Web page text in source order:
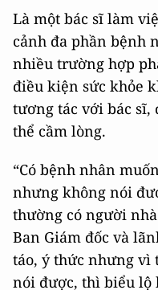
Là một bác sĩ làm
cảnh đa phần bệnh
nhiều trường hợp
điều kiện sức khỏe
tương tác với bác sĩ,
thể cầm lòng.
“Có bệnh nhân
nhưng không nói
thường có người
Ban Giám đốc và
táo, ý thức nhưng vì
nói được, thì biểu lộ